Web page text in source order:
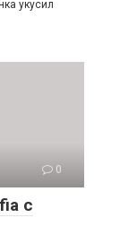
укусил
0
с